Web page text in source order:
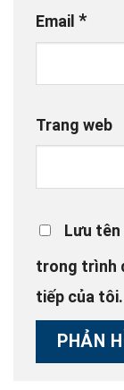
Email *
Trang web
Lưu
trong trình
tiếp của tôi.